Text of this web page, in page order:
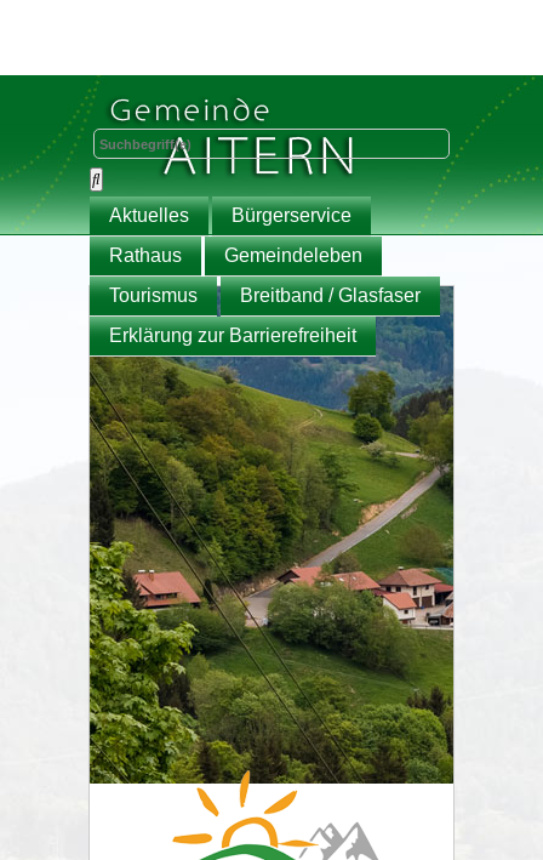
Aktuelles
Bürgerservice
Rathaus
Gemeindeleben
Tourismus
Breitband / Glasfaser
Erklärung zur Barrierefreiheit